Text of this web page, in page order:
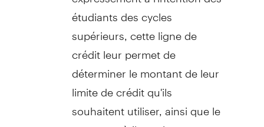
étudiants des cycles
supérieurs, cette ligne de
crédit leur permet de
déterminer le montant de leur
limite de crédit qu'ils
souhaitent utiliser, ainsi que le